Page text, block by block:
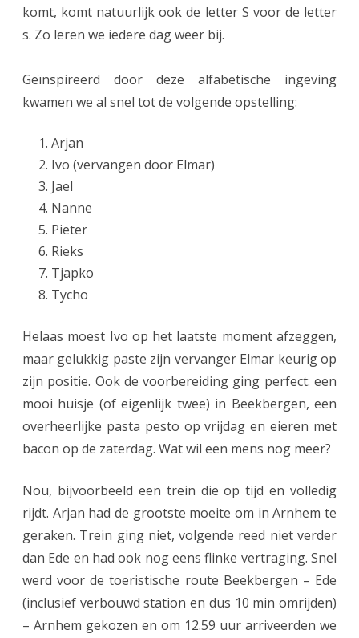
n
a
n
o
p
komt, komt natuurlijk ook de letter S voor de letter
s. Zo leren we iedere dag weer bij.
Geïnspireerd door deze alfabetische ingeving
kwamen we al snel tot de volgende opstelling:
Arjan
Ivo (vervangen door Elmar)
Jael
Nanne
Pieter
Rieks
Tjapko
Tycho
Helaas moest Ivo op het laatste moment afzeggen,
maar gelukkig paste zijn vervanger Elmar keurig op
zijn positie. Ook de voorbereiding ging perfect: een
mooi huisje (of eigenlijk twee) in Beekbergen, een
overheerlijke pasta pesto op vrijdag en eieren met
bacon op de zaterdag. Wat wil een mens nog meer?
Nou, bijvoorbeeld een trein die op tijd en volledig
rijdt. Arjan had de grootste moeite om in Arnhem te
geraken. Trein ging niet, volgende reed niet verder
dan Ede en had ook nog eens flinke vertraging. Snel
werd voor de toeristische route Beekbergen – Ede
(inclusief verbouwd station en dus 10 min omrijden)
– Arnhem gekozen en om 12.59 uur arriveerden we